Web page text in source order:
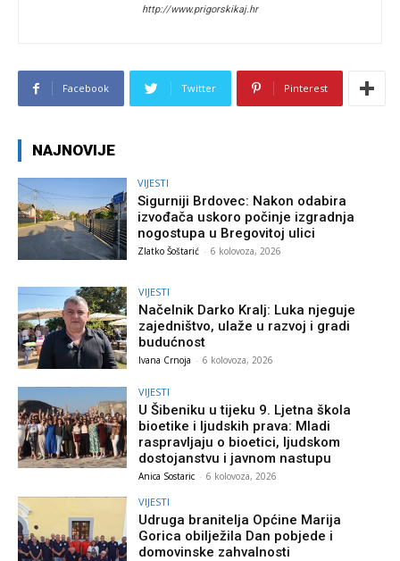
http://www.prigorskikaj.hr
Facebook Twitter Pinterest
NAJNOVIJE
VIJESTI
Sigurniji Brdovec: Nakon odabira
izvođača uskoro počinje izgradnja
nogostupa u Bregovitoj ulici
Zlatko Šoštarić - 6 kolovoza, 2026
VIJESTI
Načelnik Darko Kralj: Luka njeguje
zajedništvo, ulaže u razvoj i gradi
budućnost
Ivana Crnoja - 6 kolovoza, 2026
VIJESTI
U Šibeniku u tijeku 9. Ljetna škola
bioetike i ljudskih prava: Mladi
raspravljaju o bioetici, ljudskom
dostojanstvu i javnom nastupu
Anica Sostaric - 6 kolovoza, 2026
VIJESTI
Udruga branitelja Općine Marija
Gorica obilježila Dan pobjede i
domovinske zahvalnosti